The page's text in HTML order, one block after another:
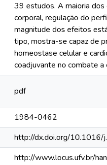
39 estudos. A maioria dos
corporal, regulação do
magnitude dos efeitos
tipo, mostra-se capaz de
homeostase celular e
coadjuvante no combate a
pdf
1984-0462
http://dx.doi.org/
http://www.locus.ufv.br/